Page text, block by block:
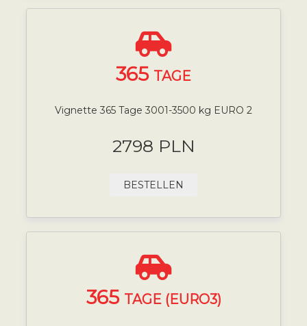
365 TAGE
Vignette 365 Tage 3001-3500 kg EURO 2
2798 PLN
BESTELLEN
365 TAGE (EURO3)